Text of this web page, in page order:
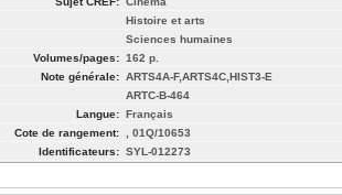
Histoire et arts
Sciences humaines
Volumes/pages: 162 p.
Note générale: ARTS4A-F,ARTS4C,HIST3-E
ARTC-B-464
Langue: Français
Cote de rangement:
, 01Q/10653
Identificateurs: SYL-012273